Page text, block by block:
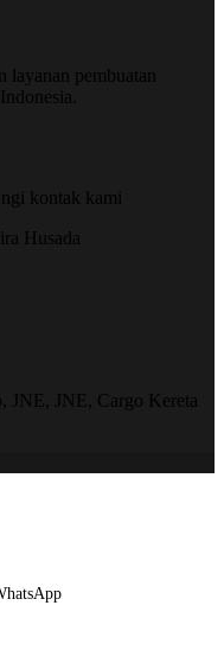
layanan pembuatan
kontak kami
Husada
JNE, JNE, Cargo Kereta